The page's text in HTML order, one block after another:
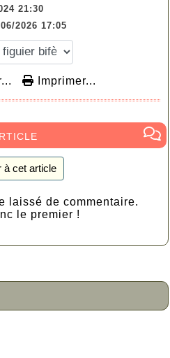
21:30
2026 17:05
Imprimer...
à cet article
laissé de commentaire.
le premier !